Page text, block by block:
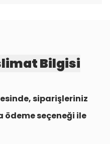
Bilgisi
siparişleriniz
ödeme seçeneği ile